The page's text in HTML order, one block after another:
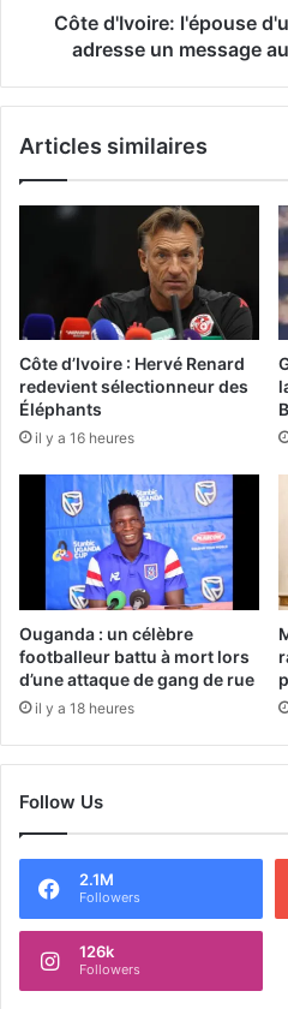
Côte d'Ivoire: l'épouse
adresse un message
Articles similaires
Côte d’Ivoire : Hervé Renard
redevient sélectionneur des
Éléphants
il y a 16 heures
Ouganda : un célèbre
footballeur battu à mort lors
d’une attaque de gang de rue
il y a 18 heures
Follow Us
2.1M
Followers
126k
Followers